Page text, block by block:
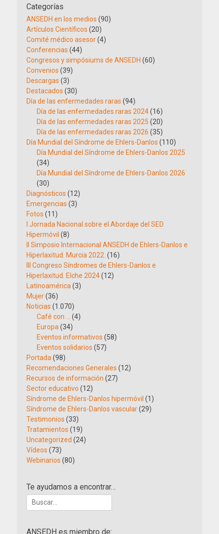
Categorías
ANSEDH en los medios (90)
Artículos Científicos (20)
Comité médico asesor(4)
Conferencias (44)
Congresos y simpósiums de ANSEDH (60)
Convenios (39)
Descargas (3)
Destacados (30)
Día de las enfermedades raras (94)
Día de las enfermedades raras 2024(16)
Día de las enfermedades raras 2025 (20)
Día de las enfermedades raras 2026 (35)
Día Mundial del Síndrome de Ehlers-Danlos (110)
Día Mundial del Síndrome de Ehlers-Danlos 2025
(34)
Día Mundial del Síndrome de Ehlers-Danlos 2026
(30)
Diagnósticos (12)
Emergencias (3)
Fotos (11)
I Jornada Nacional sobre el Abordaje del SED
Hipermóvil (8)
II Simposio Internacional ANSEDH de Ehlers-Danlos e
Hiperlaxitud. Murcia 2022. (16)
III Congreso Síndromes de Ehlers-Danlos e
Hiperlaxitud. Elche 2024(12)
Latinoamérica (3)
Mujer(36)
Noticias (1.070)
Café con …
(4)
Europa (34)
Eventos informativos (58)
Eventos solidarios (57)
Portada (98)
Recomendaciones Generales (12)
Recursos de información (27)
Sector educativo (12)
Síndrome de Ehlers-Danlos hipermóvil (1)
Síndrome de Ehlers-Danlos vascular(29)
Testimonios (33)
Tratamientos (19)
Uncategorized (24)
Vídeos (73)
Webinarios (80)
Te ayudamos a encontrar…
Buscar:
ANSEDH es miembro de: